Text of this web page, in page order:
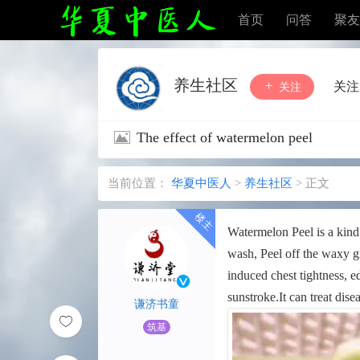
首页 问答 聚
养生社区 关注 关
The effect of watermelon peel
当前位置： 华夏中医人 > 养生社区 > 正文
谦济书童
筑基
Watermelon Peel is a
wash, Peel off the waxy
induced chest tightness,
sunstroke.It can treat